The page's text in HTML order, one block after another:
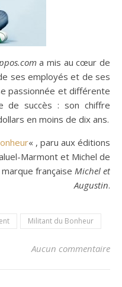
a mis au cœur de
ses employés et de ses
passionnée et différente
de succès : son chiffre
en moins de dix ans.
« , paru aux éditions
Marmont et Michel de
française Michel et
Augustin.
Militant du Bonheur
Aucun commentaire